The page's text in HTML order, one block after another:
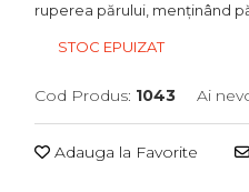
ruperea părului, menținând
STOC EPUIZAT
Cod Produs: 1043 Ai
Adauga la Favorite